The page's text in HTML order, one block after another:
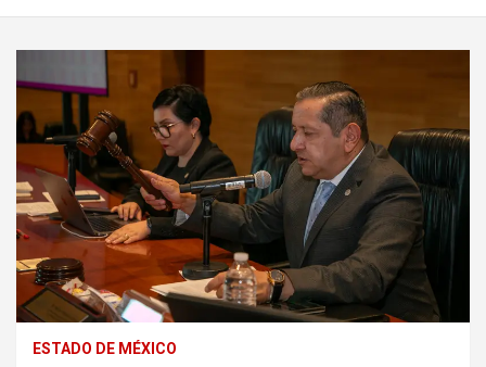
ESTADO DE MÉXICO